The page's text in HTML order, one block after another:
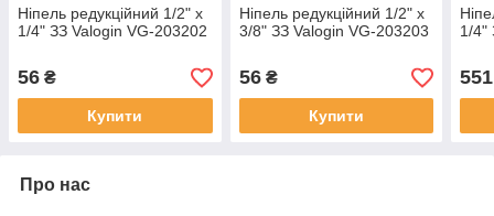
Ніпель редукційний 1/2" x
1/4" ЗЗ Valogin VG-203202
56 ₴
Купити
Ніпель редукційний 1/2" x
3/8" ЗЗ Valogin VG-203203
56₴
Купити
1/4"
551
Про нас